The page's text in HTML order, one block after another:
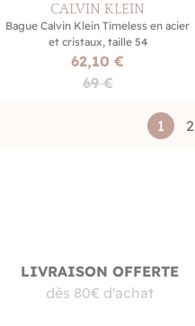
CALVIN KLEIN
Bague Calvin Klein Timeless en acier
et cristaux, taille 54
62,10 €
69 €
1 2
LIVRAISON OFFERTE
dès 80€ d'achat